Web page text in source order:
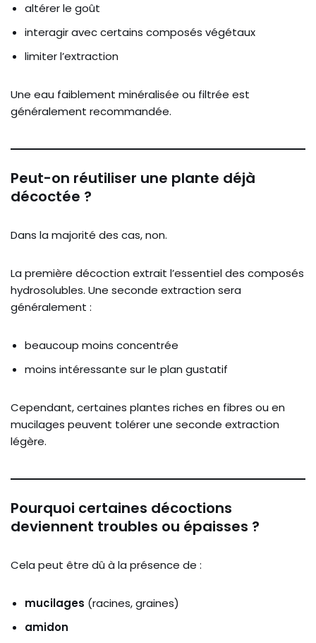
altérer le goût
interagir avec certains composés végétaux
limiter l’extraction
Une eau faiblement minéralisée ou filtrée est
généralement recommandée.
Peut-on réutiliser une plante déjà
décoctée ?
Dans la majorité des cas, non.
La première décoction extrait l’essentiel des composés
hydrosolubles. Une seconde extraction sera
généralement :
beaucoup moins concentrée
moins intéressante sur le plan gustatif
Cependant, certaines plantes riches en fibres ou en
mucilages peuvent tolérer une seconde extraction
légère.
Pourquoi certaines décoctions
deviennent troubles ou épaisses ?
Cela peut être dû à la présence de :
mucilages (racines, graines)
amidon